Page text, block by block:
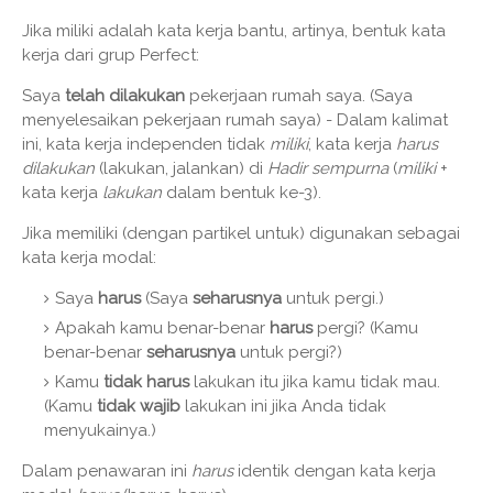
Jika miliki adalah kata kerja bantu, artinya, bentuk kata
kerja dari grup Perfect:
Saya telah dilakukan pekerjaan rumah saya. (Saya
menyelesaikan pekerjaan rumah saya) - Dalam kalimat
ini, kata kerja independen tidak miliki, kata kerja harus
dilakukan (lakukan, jalankan) di Hadir sempurna(miliki+
kata kerja lakukan dalam bentuk ke-3).
Jika memiliki (dengan partikel untuk) digunakan sebagai
kata kerja modal:
Saya harus(Saya seharusnya untuk pergi.)
Apakah kamu benar-benar haruspergi? (Kamu
benar-benar seharusnya untuk pergi?)
Kamu tidak haruslakukan itu jika kamu tidak mau.
(Kamu tidak wajib lakukan ini jika Anda tidak
menyukainya.)
Dalam penawaran ini harusidentik dengan kata kerja